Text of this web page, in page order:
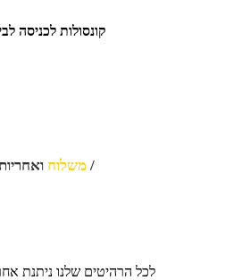
קונסולות לכניסה
/משלוח
לכל הרהיטים שלנו ניתנת